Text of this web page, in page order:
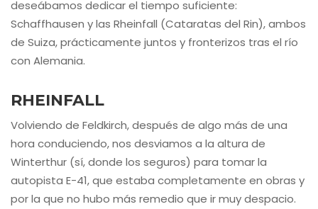
deseábamos dedicar el tiempo suficiente:
Schaffhausen y las Rheinfall (Cataratas del Rin), ambos
de Suiza, prácticamente juntos y fronterizos tras el río
con Alemania.
RHEINFALL
Volviendo de Feldkirch, después de algo más de una
hora conduciendo, nos desviamos a la altura de
Winterthur (sí, donde los seguros) para tomar la
autopista E-41, que estaba completamente en obras y
por la que no hubo más remedio que ir muy despacio.